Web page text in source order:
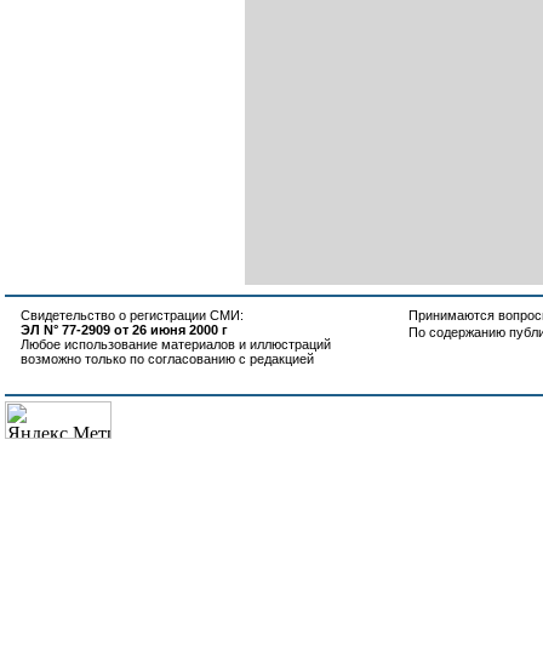
Свидетельство о регистрации СМИ:
ЭЛ N° 77-2909 от 26 июня 2000 г
Любое использование материалов и иллюстраций
возможно только по согласованию с редакцией
Принимаются
По содержанию